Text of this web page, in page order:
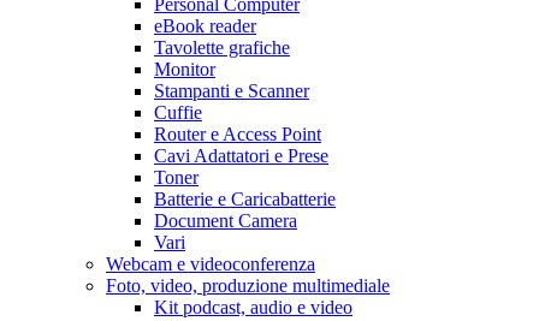
eBook reader
Tavolette grafiche
Monitor
Stampanti e Scanner
Cuffie
Router e Access Point
Cavi Adattatori e Prese
Toner
Batterie e Caricabatterie
Document Camera
Vari
Webcam e videoconferenza
Foto, video, produzione multimediale
Kit podcast, audio e video